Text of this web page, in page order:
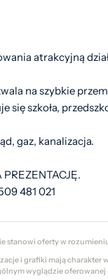
atrakcyjną
na szybkie
się szkoła,
gaz, kanalizacja.
481 021
stanowi oferty w
i grafiki mają charakter
wyglądzie